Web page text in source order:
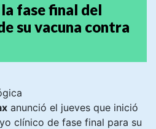
fase final del
su vacuna contra
anunció el jueves que inició
clínico de fase final para su